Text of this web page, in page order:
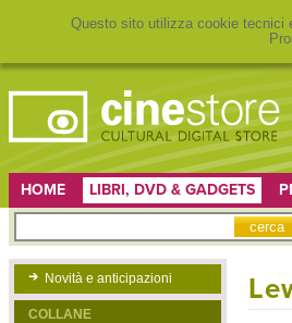
Questo sito utilizza cookie tecnici
HOME LIBRI, DVD & GADGETS
Novità e anticipazioni
COLLANE